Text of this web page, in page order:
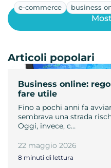
e-commerce business
Business online:
fare utile
Fino a pochi anni fa
sembrava una strada
Oggi, invece, c…
22 maggio 2026
8 minuti di lettura
Articoli popolari